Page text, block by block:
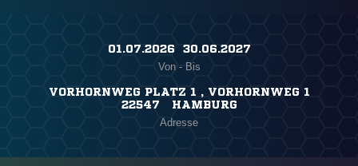
01.07.2026 ​ 30.06.2027
Von - Bis
VORHORNWEG PLATZ 1 , VORHORNWEG 1
22547 HAMBURG
Adresse